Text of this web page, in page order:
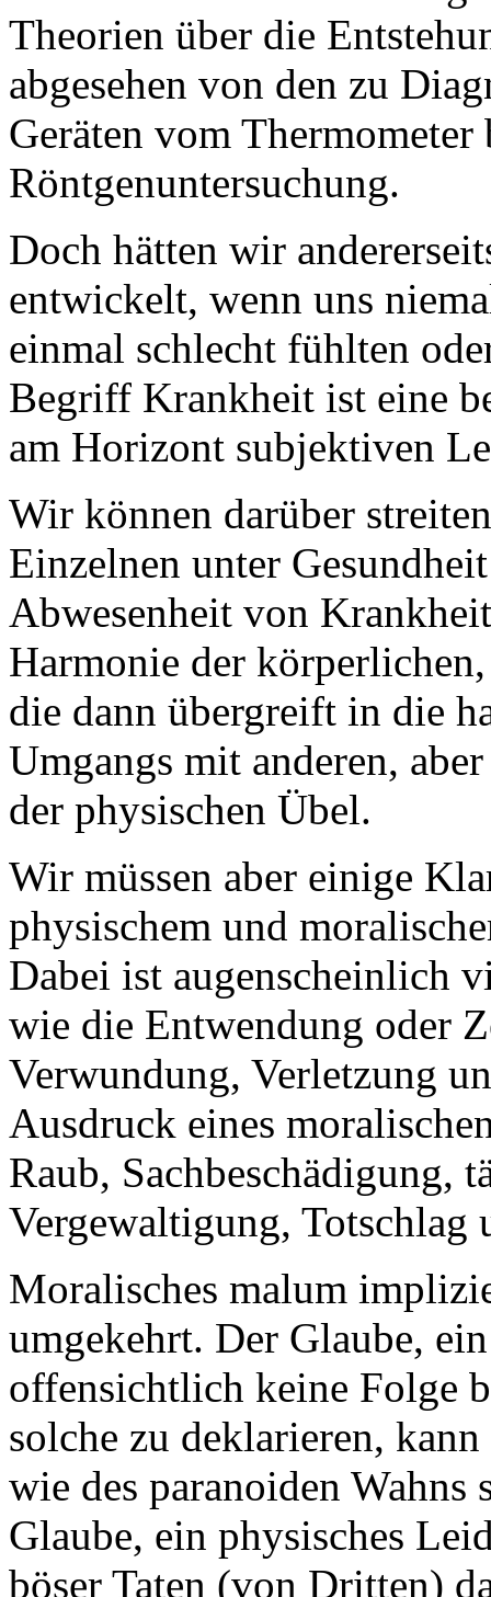
Theorien über die
abgesehen von den zu
Geräten vom
Röntgenuntersuchung.
Doch hätten wir
entwickelt, wenn uns
einmal schlecht fühlten
Begriff Krankheit ist eine
am Horizont subjektiven
Wir können darüber
Einzelnen unter
Abwesenheit von
Harmonie der
die dann übergreift in die
Umgangs mit anderen,
der physischen Übel.
Wir müssen aber einige
physischem und
Dabei ist augenscheinlich
wie die Entwendung oder
Verwundung, Verletzung
Ausdruck eines
Raub, Sachbeschädigung,
Vergewaltigung, Totschlag
Moralisches malum
umgekehrt. Der Glaube,
offensichtlich keine Folge
solche zu deklarieren,
wie des paranoiden Wahns
Glaube, ein physisches
böser Taten (von Dritten)